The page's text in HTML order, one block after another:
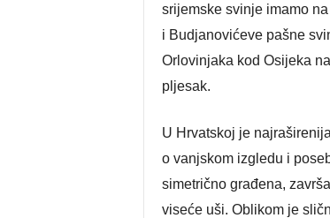
srijemske svinje imamo
i Budjanovićeve pašne
Orlovinjaka kod Osijeka
pljesak.
U Hrvatskoj je
o vanjskom izgledu i
simetrično građena,
viseće uši. Oblikom je